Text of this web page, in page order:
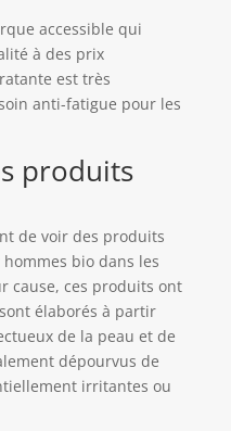
accessible qui
à des prix
est très
anti-fatigue pour les
produits
de voir des produits
bio dans les
cause, ces produits ont
élaborés à partir
de la peau et de
dépourvus de
irritantes ou